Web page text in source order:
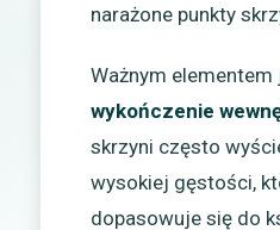
narażone punkty
Ważnym
wykończenie
skrzyni często
wysokiej gęstości,
dopasowuje się do